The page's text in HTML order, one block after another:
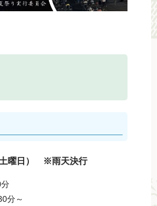
土曜日） ※雨天決行
分～